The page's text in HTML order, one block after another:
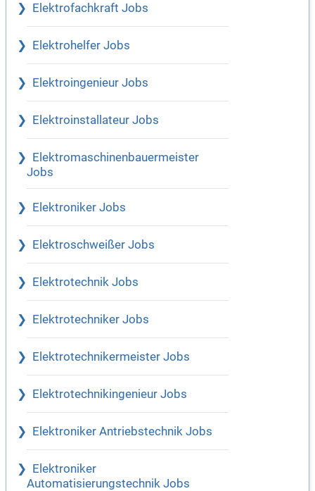
Elektrofachkraft Jobs
Elektrohelfer Jobs
Elektroingenieur Jobs
Elektroinstallateur Jobs
Elektromaschinenbauermeister
Jobs
Elektroniker Jobs
Elektroschweißer Jobs
Elektrotechnik Jobs
Elektrotechniker Jobs
Elektrotechnikermeister Jobs
Elektrotechnikingenieur Jobs
Elektroniker Antriebstechnik Jobs
Elektroniker
Automatisierungstechnik Jobs